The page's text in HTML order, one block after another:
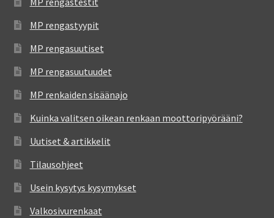
MP rengastyypit
MP rengasuutiset
MP rengasuutuudet
MP renkaiden sisäänajo
Kuinka valitsen oikean renkaan moottoripyörääni?
Uutiset & artikkelit
Tilausohjeet
Usein kysytys kysymykset
Valkosivurenkaat